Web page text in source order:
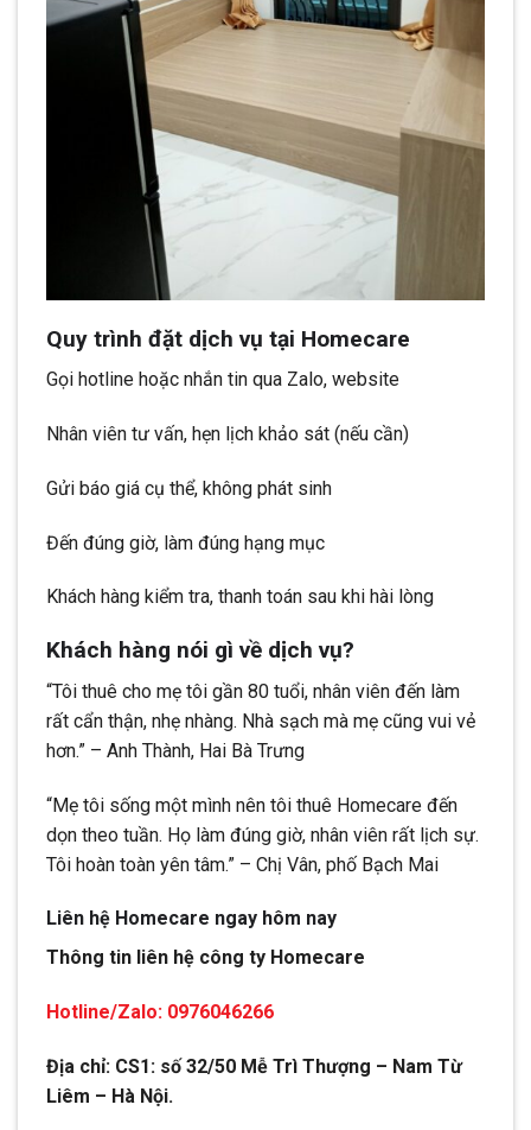
Quy trình đặt dịch vụ tại Homecare
Gọi hotline hoặc nhắn tin qua Zalo, website
Nhân viên tư vấn, hẹn lịch khảo sát (nếu cần)
Gửi báo giá cụ thể, không phát sinh
Đến đúng giờ, làm đúng hạng mục
Khách hàng kiểm tra, thanh toán sau khi hài lòng
Khách hàng nói gì về dịch vụ?
“Tôi thuê cho mẹ tôi gần 80 tuổi, nhân viên đến làm
rất cẩn thận, nhẹ nhàng. Nhà sạch mà mẹ cũng vui vẻ
hơn.” – Anh Thành, Hai Bà Trưng
“Mẹ tôi sống một mình nên tôi thuê Homecare đến
dọn theo tuần. Họ làm đúng giờ, nhân viên rất lịch sự.
Tôi hoàn toàn yên tâm.” – Chị Vân, phố Bạch Mai
Liên hệ Homecare ngay hôm nay
Thông tin liên hệ công ty Homecare
Hotline/Zalo: 0976046266
Địa chỉ: CS1: số 32/50 Mễ Trì Thượng – Nam Từ
Liêm – Hà Nội.